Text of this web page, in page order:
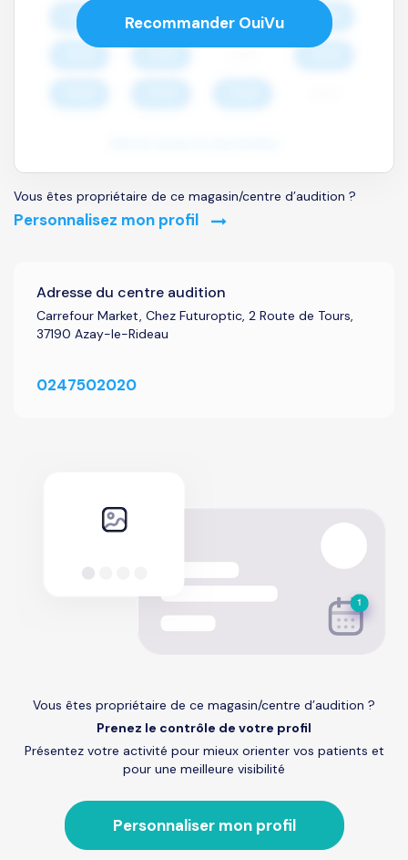
Recommander OuiVu
Vous êtes propriétaire de ce magasin/centre d’audition ?
Personnalisez mon profil
Adresse du centre audition
Carrefour Market, Chez Futuroptic, 2 Route de Tours,
37190 Azay-le-Rideau
0247502020
Vous êtes propriétaire de ce magasin/centre d’audition ?
Prenez le contrôle de votre profil
Présentez votre activité pour mieux orienter vos patients et
pour une meilleure visibilité
Personnaliser mon profil